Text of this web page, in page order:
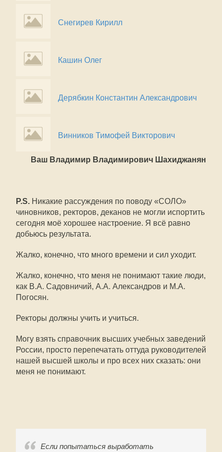
Снегирев Кирилл
Кашин Олег
Дерябкин Константин Александрович
Винников Тимофей Викторович
Ваш Владимир Владимирович Шахиджанян
P.S. Никакие рассуждения по поводу «СОЛО»
чиновников, ректоров, деканов не могли испортить
сегодня моё хорошее настроение. Я всё равно
добьюсь результата.
Жалко, конечно, что много времени и сил уходит.
Жалко, конечно, что меня не понимают такие люди,
как В.А. Садовничий, А.А. Александров и М.А.
Погосян.
Ректоры должны учить и учиться.
Могу взять справочник высших учебных заведений
России, просто перепечатать оттуда руководителей
нашей высшей школы и про всех них сказать: они
меня не понимают.
Если попытаться выработать